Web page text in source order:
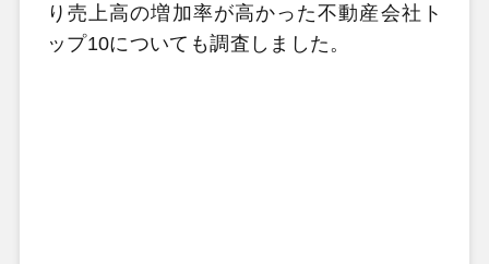
り売上高の増加率が高かった不動産会社ト
ップ10についても調査しました。